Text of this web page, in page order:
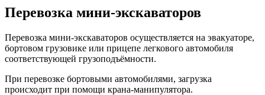
Перевозка мини-экскаваторов
Перевозка мини-экскаваторов осуществляется на эвакуаторе,
бортовом грузовике или прицепе легкового автомобиля
соответствующей грузоподъёмности.
При перевозке бортовыми автомобилями, загрузка
происходит при помощи крана-манипулятора.